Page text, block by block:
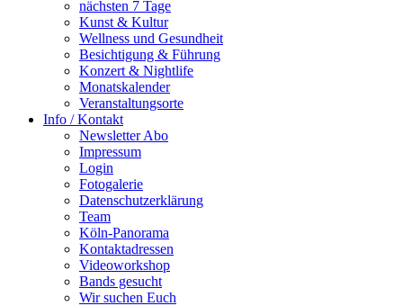
nächsten 7 Tage
Kunst & Kultur
Wellness und Gesundheit
Besichtigung & Führung
Konzert & Nightlife
Monatskalender
Veranstaltungsorte
Info / Kontakt
Newsletter Abo
Impressum
Login
Fotogalerie
Datenschutzerklärung
Team
Köln-Panorama
Kontaktadressen
Videoworkshop
Bands gesucht
Wir suchen Euch